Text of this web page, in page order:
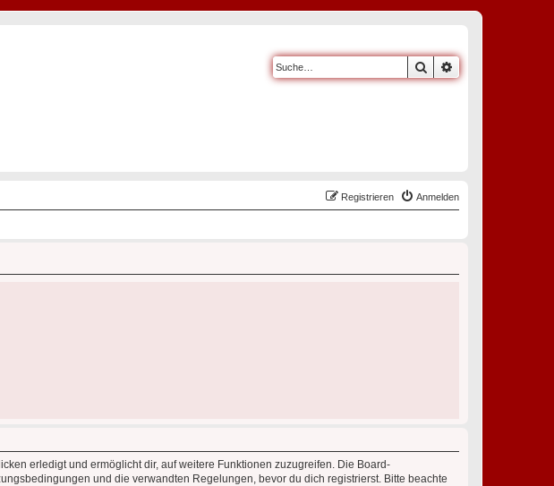
Suche
Anmelden
Registrieren
erledigt und ermöglicht dir, auf weitere Funktionen zuzugreifen. Die Board-
und die verwandten Regelungen, bevor du dich registrierst. Bitte beachte